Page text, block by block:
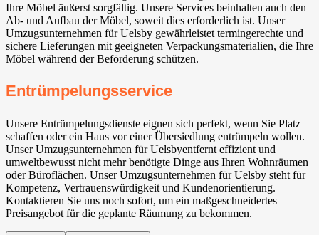
Ihre Möbel äußerst sorgfältig. Unsere Services beinhalten auch den
Ab- und Aufbau der Möbel, soweit dies erforderlich ist. Unser
Umzugsunternehmen für Uelsby gewährleistet termingerechte und
sichere Lieferungen mit geeigneten Verpackungsmaterialien, die Ihre
Möbel während der Beförderung schützen.
Entrümpelungsservice
Unsere Entrümpelungsdienste eignen sich perfekt, wenn Sie Platz
schaffen oder ein Haus vor einer Übersiedlung entrümpeln wollen.
Unser Umzugsunternehmen für Uelsbyentfernt effizient und
umweltbewusst nicht mehr benötigte Dinge aus Ihren Wohnräumen
oder Büroflächen. Unser Umzugsunternehmen für Uelsby steht für
Kompetenz, Vertrauenswürdigkeit und Kundenorientierung.
Kontaktieren Sie uns noch sofort, um ein maßgeschneidertes
Preisangebot für die geplante Räumung zu bekommen.